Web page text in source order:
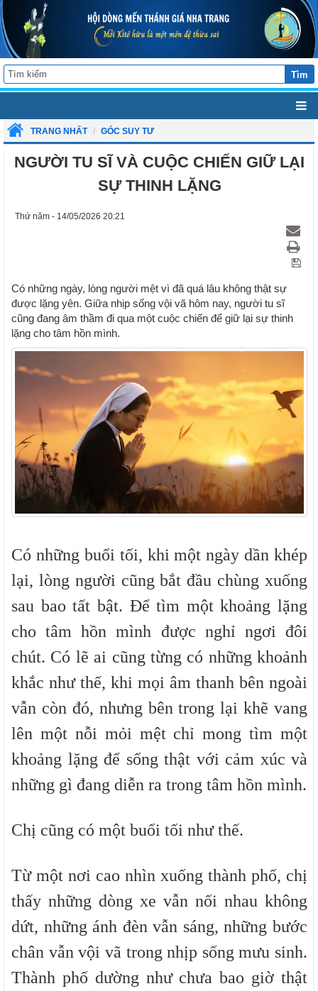
Tìm
TRANG NHẤT GÓC SUY TƯ
NGƯỜI TU SĨ VÀ CUỘC CHIẾN GIỮ LẠI
SỰ THINH LẶNG
Thứ năm - 14/05/2026 20:21
Có những ngày, lòng người mệt vì đã quá lâu không thật sự
được lặng yên. Giữa nhịp sống vội vã hôm nay, người tu sĩ
cũng đang âm thầm đi qua một cuộc chiến để giữ lại sự thinh
lặng cho tâm hồn mình.
Có những buổi tối, khi một ngày dần khép
lại, lòng người cũng bắt đầu chùng xuống
sau bao tất bật. Để tìm một khoảng lặng
cho tâm hồn mình được nghỉ ngơi đôi
chút. Có lẽ ai cũng từng có những khoảnh
khắc như thế, khi mọi âm thanh bên ngoài
vẫn còn đó, nhưng bên trong lại khẽ vang
lên một nỗi mỏi mệt chỉ mong tìm một
khoảng lặng để sống thật với cảm xúc và
những gì đang diễn ra trong tâm hồn mình.
Chị cũng có một buổi tối như thế.
Từ một nơi cao nhìn xuống thành phố, chị
thấy những dòng xe vẫn nối nhau không
dứt, những ánh đèn vẫn sáng, những bước
chân vẫn vội vã trong nhịp sống mưu sinh.
Thành phố dường như chưa bao giờ thật